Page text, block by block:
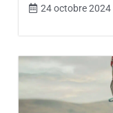
24 octobre 2024